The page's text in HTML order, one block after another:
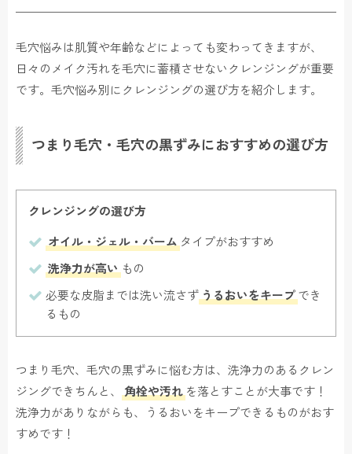
毛穴悩みは肌質や年齢などによっても変わってきますが、
日々のメイク汚れを毛穴に蓄積させないクレンジングが重要
です。毛穴悩み別にクレンジングの選び方を紹介します。
つまり毛穴・毛穴の黒ずみにおすすめの選び方
クレンジングの選び方
オイル・ジェル・バーム タイプがおすすめ
洗浄力が高い もの
必要な皮脂までは洗い流さずうるおいをキープ でき
るもの
つまり毛穴、毛穴の黒ずみに悩む方は、洗浄力のあるクレン
ジングできちんと、
角栓や汚れ を落とすことが大事です！
洗浄力がありながらも、うるおいをキープできるものがおす
すめです！